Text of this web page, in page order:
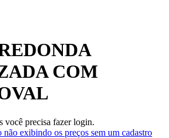
COM
você precisa fazer login.
não exibindo os preços sem um cadastro